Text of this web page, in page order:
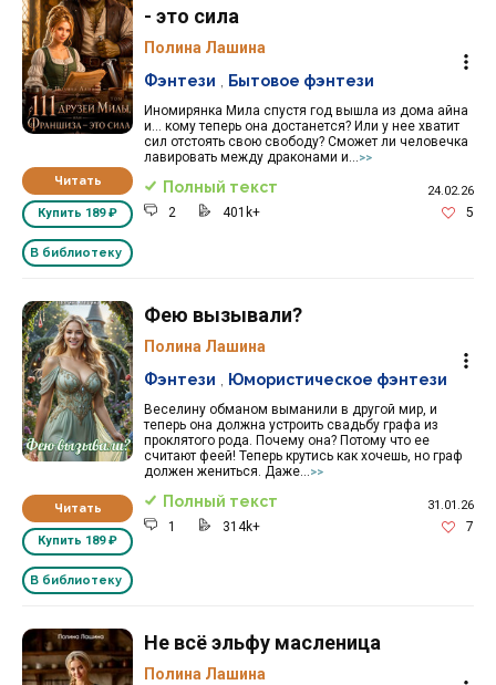
Читать
Купить 189 ₽
В библиотеку
- это сила
Полина Лашина
Иномирянка Мила спустя год вышла из дома айна
и... кому теперь она достанется? Или у нее хватит
сил отстоять свою свободу? Сможет ли человечка
лавировать между драконами и...
>>
Фэнтези Бытовое фэнтези
Полный текст 24.02.26
2 401k+ 5
Читать
Купить 189 ₽
В библиотеку
Фею вызывали?
Полина Лашина
Веселину обманом выманили в другой мир, и
теперь она должна устроить свадьбу графа из
проклятого рода. Почему она? Потому что ее
считают феей! Теперь крутись как хочешь, но граф
должен жениться. Даже...
>>
Фэнтези Юмористическое фэнтези
Полный текст 31.01.26
1 314k+ 7
Не всё эльфу масленица
Полина Лашина